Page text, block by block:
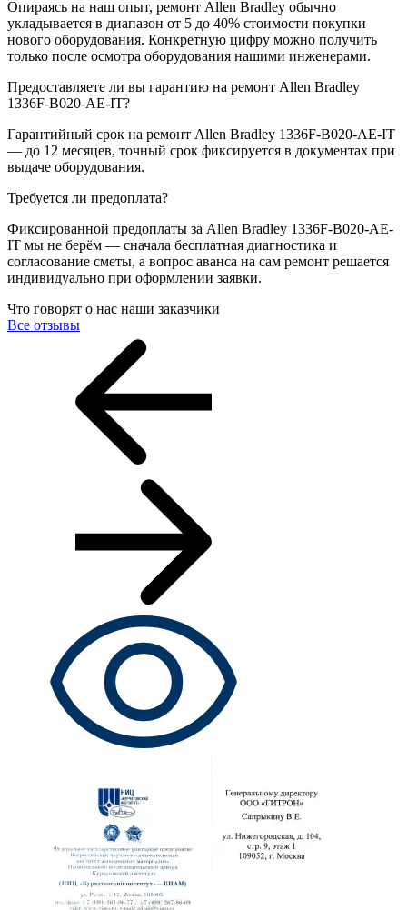
Опираясь на наш опыт, ремонт Allen Bradley обычно
укладывается в диапазон от 5 до 40% стоимости покупки
нового оборудования. Конкретную цифру можно получить
только после осмотра оборудования нашими инженерами.
Предоставляете ли вы гарантию на ремонт Allen Bradley
1336F-B020-AE-IT?
Гарантийный срок на ремонт Allen Bradley 1336F-B020-AE-IT
— до 12 месяцев, точный срок фиксируется в документах при
выдаче оборудования.
Требуется ли предоплата?
Фиксированной предоплаты за Allen Bradley 1336F-B020-AE-
IT мы не берём — сначала бесплатная диагностика и
согласование сметы, а вопрос аванса на сам ремонт решается
индивидуально при оформлении заявки.
Что говорят о нас наши заказчики
Все отзывы